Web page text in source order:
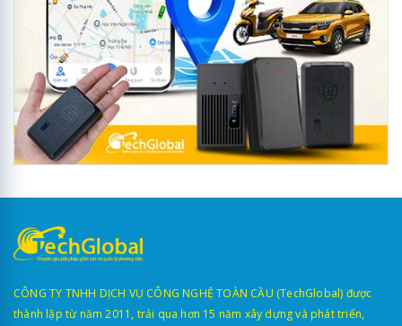
CÔNG TY TNHH DỊCH VỤ CÔNG NGHỆ TOÀN CẦU (TechGlobal) được
thành lập từ năm 2011, trải qua hơn 15 năm xây dựng và phát triển,